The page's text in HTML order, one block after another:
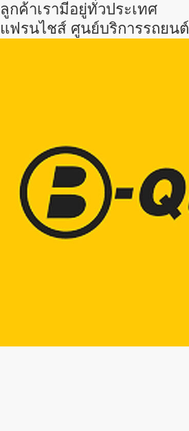
ลูกค้าเรามีอยู่ทั่วประเทศ
แฟรนไชส์ ศูนย์บริการรถยนต์